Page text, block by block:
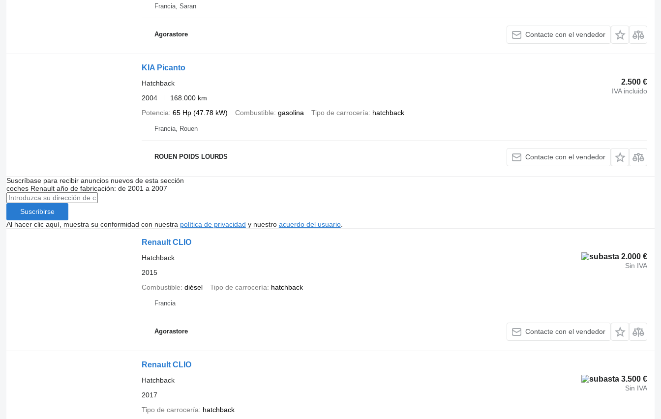
Francia, Saran
Agorastore Contacte con el vendedor
KIA Picanto
2.500 €
IVA incluido
Hatchback
2004
168.000 km
Potencia 65 Hp (47.78 kW) Combustible gasolina Tipo de carrocería hatchback
Francia, Rouen
ROUEN POIDS LOURDS Contacte con el vendedor
Suscríbase para recibir anuncios nuevos de esta sección
coches Renault año de fabricación: de 2001 a 2007
Suscribirse
Al hacer clic aquí, muestra su conformidad con nuestra política de privacidad y nuestro acuerdo del usuario.
Renault CLIO
2.000 €
Sin IVA
Hatchback
2015
Combustible diésel Tipo de carrocería hatchback
Francia
Agorastore Contacte con el vendedor
Renault CLIO
3.500 €
Sin IVA
Hatchback
2017
Tipo de carrocería
hatchback